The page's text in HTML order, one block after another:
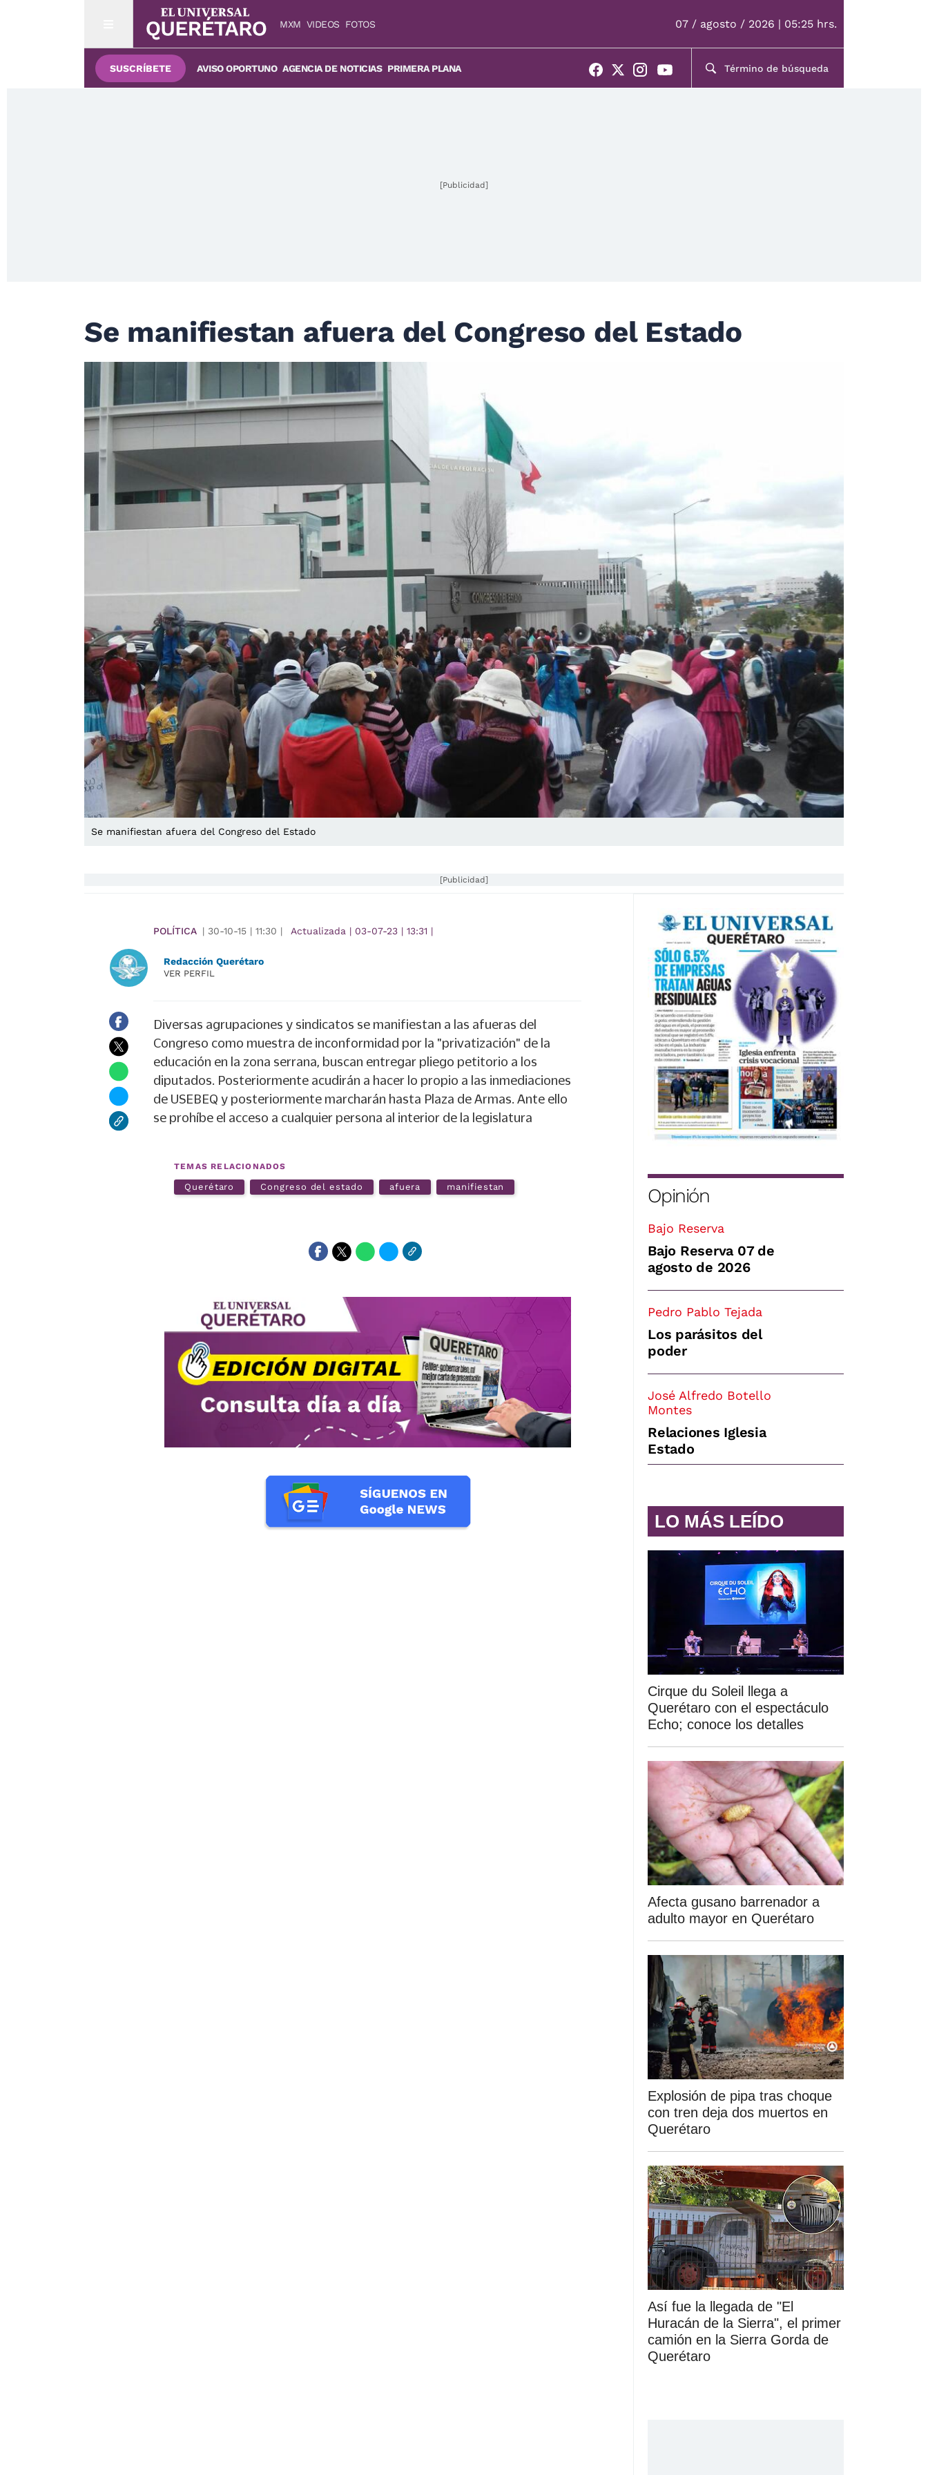
MXM VIDEOS FOTOS 07 / agosto / 2026 | 05:25 hrs.
SUSCRÍBETE AVISO OPORTUNO AGENCIA DE NOTICIAS PRIMERA PLANA
[Publicidad]
Se manifiestan afuera del Congreso del Estado
Se manifiestan afuera del Congreso del Estado
[Publicidad]
POLÍTICA | 30-10-15 | 11:30 | Actualizada | 03-07-23 | 13:31 |
Redacción Querétaro
VER PERFIL
Diversas agrupaciones y sindicatos se manifiestan a las afueras del
Congreso como muestra de inconformidad por la "privatización" de la
educación en la zona serrana, buscan entregar pliego petitorio a los
diputados. Posteriormente acudirán a hacer lo propio a las inmediaciones
de USEBEQ y posteriormente marcharán hasta Plaza de Armas. Ante ello
se prohíbe el acceso a cualquier persona al interior de la legislatura
TEMAS RELACIONADOS
Querétaro Congreso del estado afuera manifiestan Opinión
Bajo Reserva
Bajo Reserva 07 de
agosto de 2026
Pedro Pablo Tejada
Los parásitos del
poder
José Alfredo Botello
Montes
Relaciones Iglesia
Estado
LO MÁS LEÍDO
Cirque du Soleil llega a
Querétaro con el espectáculo
Echo; conoce los detalles
Afecta gusano barrenador a
adulto mayor en Querétaro
Explosión de pipa tras choque
con tren deja dos muertos en
Querétaro
Así fue la llegada de "El
Huracán de la Sierra", el primer
camión en la Sierra Gorda de
Querétaro